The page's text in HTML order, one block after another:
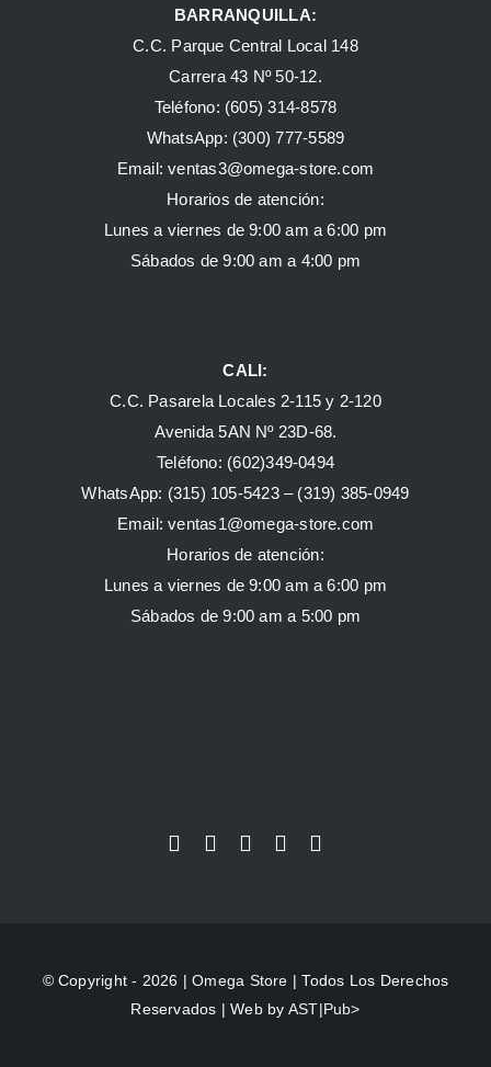
BARRANQUILLA:
C.C. Parque Central Local 148
Carrera 43 Nº 50-12.
Teléfono: (605) 314-8578
WhatsApp: (300) 777-5589
Email: ventas3@omega-store.com
Horarios de atención:
Lunes a viernes de 9:00 am a 6:00 pm
Sábados de 9:00 am a 4:00 pm
CALI:
C.C. Pasarela Locales 2-115 y 2-120
Avenida 5AN Nº 23D-68.
Teléfono: (602)349-0494
WhatsApp: (315) 105-5423 – (319) 385-0949
Email:ventas1@omega-store.com
Horarios de atención:
Lunes a viernes de 9:00 am a 6:00 pm
Sábados de 9:00 am a 5:00 pm
© Copyright - 2026 |Omega Store | Todos Los Derechos
Reservados | Web by AST|Pub>